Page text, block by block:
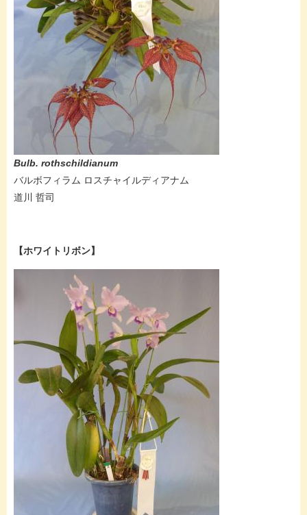
​Bulb. rothschildianum
バルボフィラム ロスチャイルディアナム
道川 哲司​
【ホワイトリボン】